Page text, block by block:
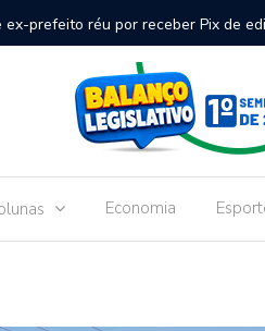
passageiros no Aeroporto de
Economia